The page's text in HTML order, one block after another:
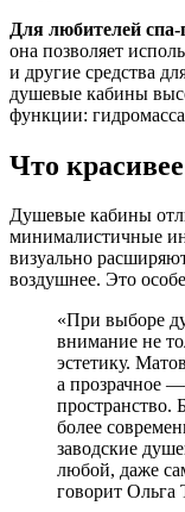
Для любителей спа-
она позволяет
и другие средства
душевые кабины
функции:
Что красивее
Душевые кабины
минималистичные
визуально
воздушнее. Это
«При выборе
внимание не
эстетику.
а прозрачное
пространство.
более
заводские
любой, даже
говорит Ольга